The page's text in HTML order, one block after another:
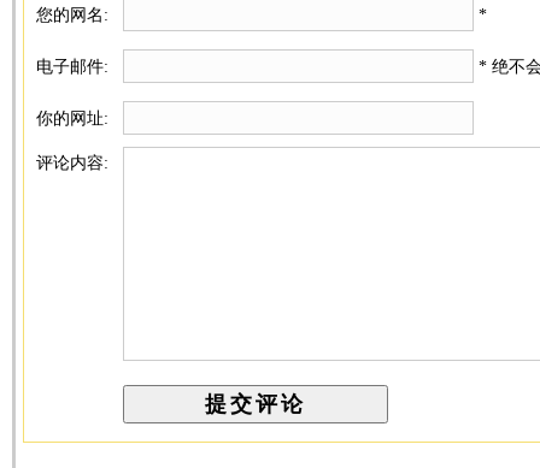
您的网名: *
电子邮件: * 绝不
你的网址:
评论内容: